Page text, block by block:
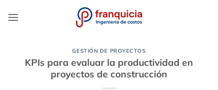
GESTIÓN DE PROYECTOS
KPIs para evaluar la productividad en
proyectos de construcción